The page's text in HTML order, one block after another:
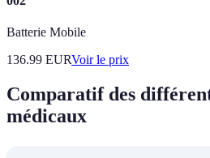
Batterie Mobile
136.99 EURVoir le prix
Comparatif des
médicaux